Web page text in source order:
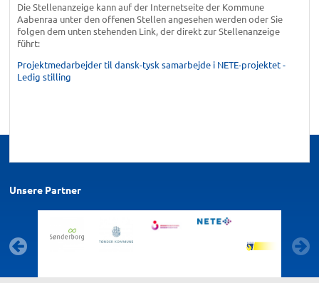
Die Stellenanzeige kann auf der Internetseite der Kommune
Aabenraa unter den offenen Stellen angesehen werden oder Sie
folgen dem unten stehenden Link, der direkt zur Stellenanzeige
führt:
Projektmedarbejder til dansk-tysk samarbejde i NETE-projektet -
Ledig stilling
Unsere Partner